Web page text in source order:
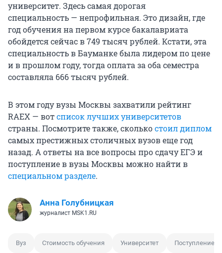
университет. Здесь самая дорогая
специальность — непрофильная. Это дизайн, где
год обучения на первом курсе бакалавриата
обойдется сейчас в 749 тысяч рублей. Кстати, эта
специальность в Бауманке была лидером по цене
и в прошлом году, тогда оплата за оба семестра
составляла 666 тысяч рублей.
В этом году вузы Москвы захватили рейтинг
RAEX — вотсписок лучших университетов
страны. Посмотрите также, сколькостоил диплом
самых престижных столичных вузов еще год
назад. А ответы на все вопросы про сдачу ЕГЭ и
поступление в вузы Москвы можно найти в
специальном разделе.
Анна Голубницкая
журналист MSK1.RU
Вуз Стоимость обучения Университет Поступление